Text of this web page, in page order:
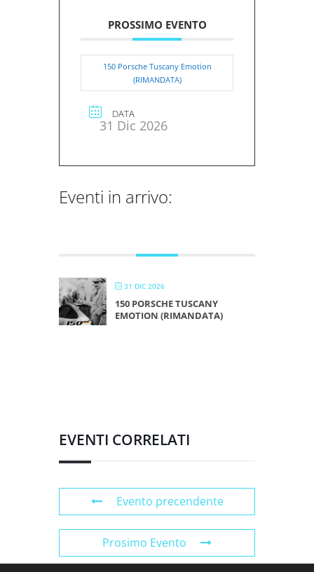
PROSSIMO EVENTO
150 Porsche Tuscany Emotion
(RIMANDATA)
DATA
31 Dic 2026
Eventi in arrivo:
31 DIC 2026
150 PORSCHE TUSCANY
EMOTION (RIMANDATA)
EVENTI CORRELATI
Evento precendente
Prosimo Evento